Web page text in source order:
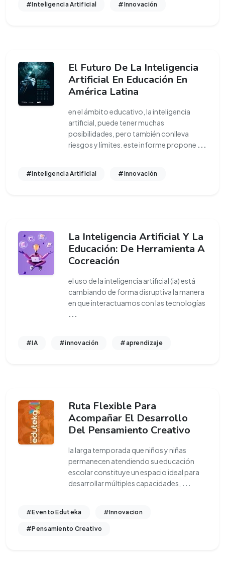
#Inteligencia Artificial #Innovación
El Futuro De La Inteligencia
Artificial En Educación En
América Latina
en el ámbito educativo, la inteligencia
artificial, puede tener muchas
posibilidades, pero también conlleva
riesgos y límites. este informe propone ...
#Inteligencia Artificial #Innovación
La Inteligencia Artificial Y La
Educación: De Herramienta A
Cocreación
el uso de la inteligencia artificial (ia) está
cambiando de forma disruptiva la manera
en que interactuamos con las tecnologías
...
#IA #innovación #aprendizaje
Ruta Flexible Para
Acompañar El Desarrollo
Del Pensamiento Creativo
la larga temporada que niños y niñas
permanecen atendiendo su educación
escolar constituye un espacio ideal para
desarrollar múltiples capacidades, ...
#Evento Eduteka #Innovacion
#Pensamiento Creativo